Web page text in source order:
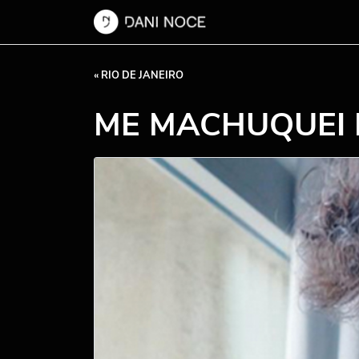
« RIO DE JANEIRO
ME MACHUQUEI